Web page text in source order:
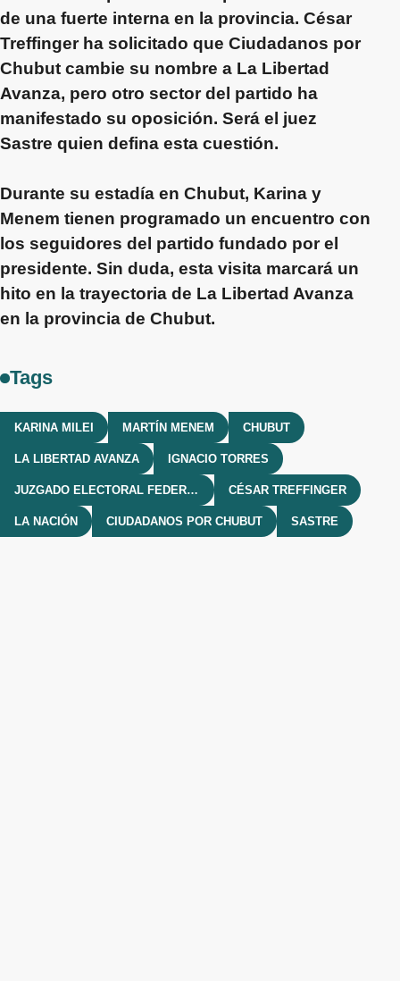
de una fuerte interna en la provincia. César
Treffingerha solicitado que Ciudadanos por
Chubut cambie su nombre a La Libertad
Avanza, pero otro sector del partido ha
manifestado su oposición. Será el juez
Sastre quien defina esta cuestión.
Durante su estadía en Chubut, Karina y
Menem tienen programado un encuentro con
los seguidores del partido fundado por el
presidente. Sin duda, esta visita marcará un
hito en la trayectoria de La Libertad Avanza
en la provincia de Chubut.
Tags
KARINA MILEI MARTÍN MENEM CHUBUT
LA LIBERTAD AVANZA IGNACIO TORRES
JUZGADO ELECTORAL FEDERAL DE RAWSON CÉSAR TREFFINGER
LA NACIÓN CIUDADANOS POR CHUBUT SASTRE